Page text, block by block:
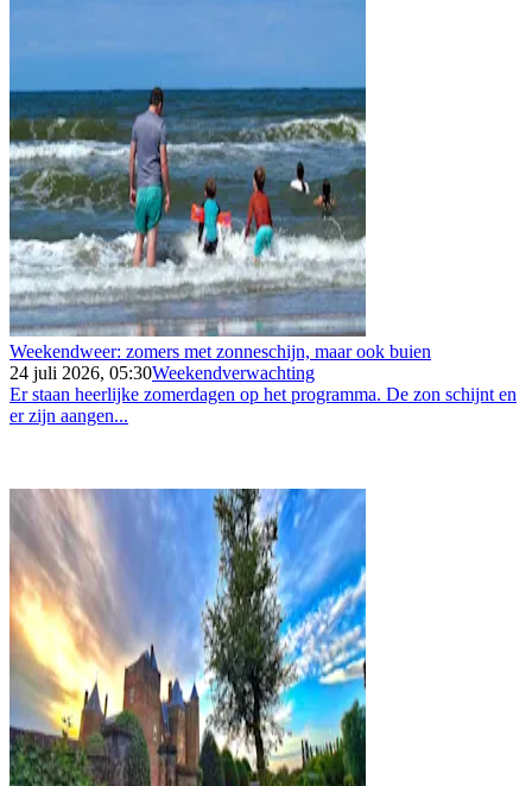
Weekendweer: zomers met zonneschijn, maar ook buien
24 juli 2026, 05:30Weekendverwachting
Er staan heerlijke zomerdagen op het programma. De zon schijnt en
er zijn aangen...